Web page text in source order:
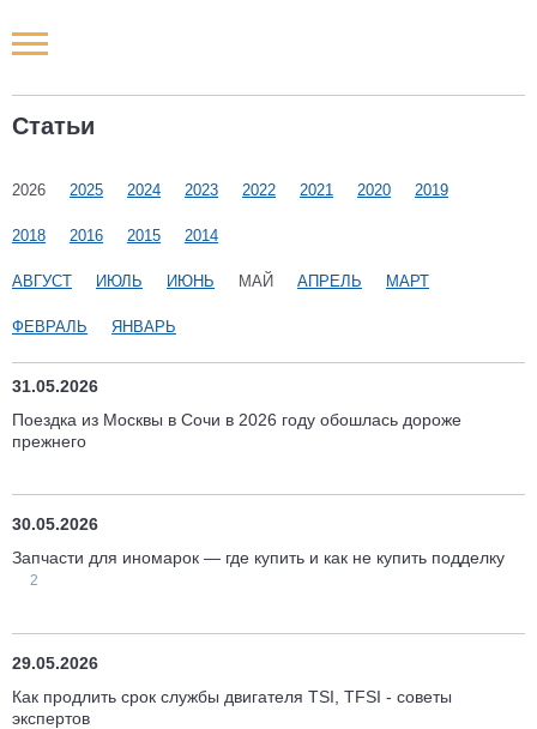
Статьи
2026 2025 2024 2023 2022 2021 2020 2019
2018 2016 2015 2014
АВГУСТ ИЮЛЬ ИЮНЬ МАЙ АПРЕЛЬ МАРТ
ФЕВРАЛЬ ЯНВАРЬ
31.05.2026
Поездка из Москвы в Сочи в 2026 году обошлась дороже
прежнего
30.05.2026
Запчасти для иномарок — где купить и как не купить подделку
2
29.05.2026
Как продлить срок службы двигателя TSI, TFSI - советы
экспертов
Новости РФ
Наши мероприятия
Статьи